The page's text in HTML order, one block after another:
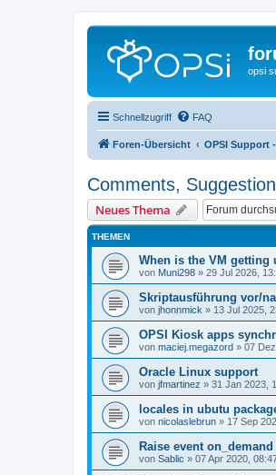
opsi
Schnellzugriff FAQ
Foren-Übersicht OPSI Support
Comments,
Neues Thema
THEMEN
When is the VM getting
von Muni298 » 29 Jul 2026,
Skriptausführung vor/
von jhonnmick » 13 Jul 2025,
OPSI Kiosk apps
von maciej.megazord » 07
Oracle Linux support
von jfmartinez » 31 Jan 2023,
locales in ubutu
von nicolaslebrun » 17 Sep
Raise event on_demand
von Sablic » 07 Apr 2020,